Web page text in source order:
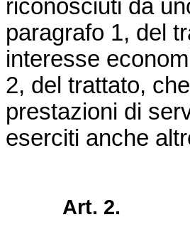
riconosciuti da
paragrafo 1, del
interesse
2, del trattato,
prestazioni di
eserciti anche
Art. 2.